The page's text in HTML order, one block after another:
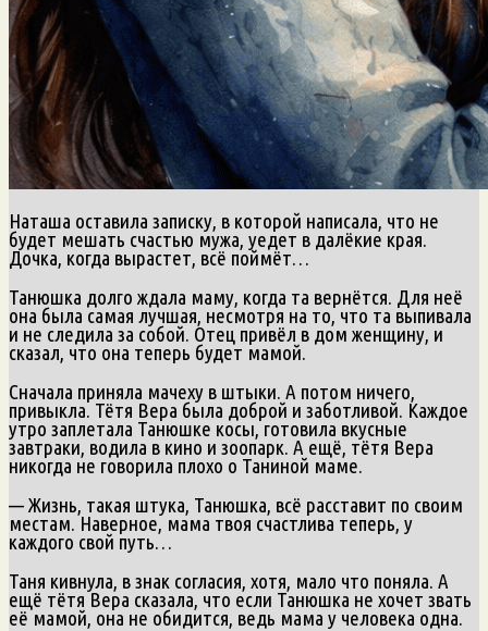
Наташа оставила записку, в которой написала, что не
будет мешать счастью мужа, уедет в далёкие края.
Дочка, когда вырастет, всё поймёт…
Танюшка долго ждала маму, когда та вернётся. Для неё
она была самая лучшая, несмотря на то, что та выпивала
и не следила за собой. Отец привёл в дом женщину, и
сказал, что она теперь будет мамой.
Сначала приняла мачеху в штыки. А потом ничего,
привыкла. Тётя Вера была доброй и заботливой. Каждое
утро заплетала Танюшке косы, готовила вкусные
завтраки, водила в кино и зоопарк. А ещё, тётя Вера
никогда не говорила плохо о Таниной маме.
— Жизнь, такая штука, Танюшка, всё расставит по своим
местам. Наверное, мама твоя счастлива теперь, у
каждого свой путь…
Таня кивнула, в знак согласия, хотя, мало что поняла. А
ещё тётя Вера сказала, что если Танюшка не хочет звать
её мамой, она не обидится, ведь мама у человека одна.